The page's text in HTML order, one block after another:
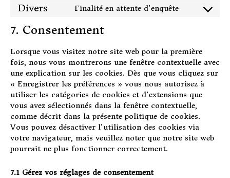
google-
Divers Finalité en attente d’enquête
Consent
7. Consentement
Lorsque vous visitez notre site web pour la première
fois, nous vous montrerons une fenêtre contextuelle avec
une explication sur les cookies. Dès que vous cliquez sur
« Enregistrer les préférences » vous nous autorisez à
utiliser les catégories de cookies et d’extensions que
vous avez sélectionnés dans la fenêtre contextuelle,
comme décrit dans la présente politique de cookies.
Vous pouvez désactiver l’utilisation des cookies via
votre navigateur, mais veuillez noter que notre site web
pourrait ne plus fonctionner correctement.
7.1 Gérez vos réglages de consentement